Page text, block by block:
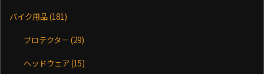
バイク用品(181)
プロテクター(29)
ヘッドウェア(15)